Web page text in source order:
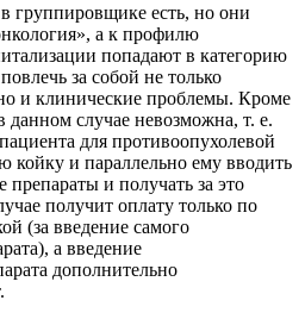
группировщике есть, но они
а к профилю
попадают в категорию
за собой не только
и клинические проблемы. Кроме
случае невозможна, т. е.
для противоопухолевой
койку и параллельно ему вводить
и получать за это
получит оплату только по
(за введение самого
а введение
дополнительно